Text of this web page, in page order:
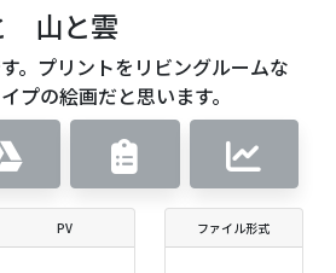
山と雲
。プリントをリビングルームな
プの絵画だと思います。
PV ファイル形式